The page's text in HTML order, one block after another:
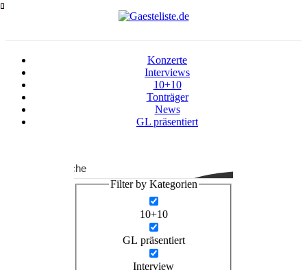
Konzerte
Interviews
10+10
Tonträger
News
GL präsentiert
Suche
Filter by Kategorien
10+10
GL präsentiert
Interview